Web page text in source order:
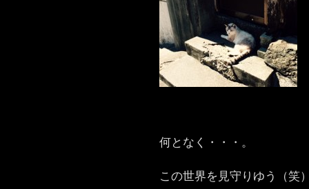
何となく・・・。
この世界を見守りゆう（笑